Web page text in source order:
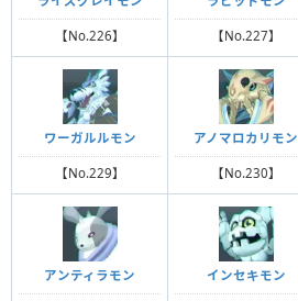
【No.226】 【No.227】
ワーガルルモン
【No.229】
アノマロカリモン
【No.230】
アンティラモン インセキモン